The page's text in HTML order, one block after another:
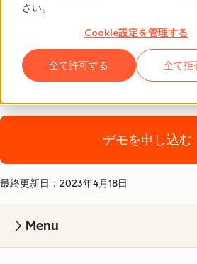
さい。
Cookie設定を管理する
全て許可する 全て拒
HubSpotでは、データのセキュリティ
ー、管理・統制に対する包括的な取
さまのコンプライアンス対応に役立
安全性を確保するセキュリティーイ
デモを申し込む
最終更新日：2023年4月18日
Menu